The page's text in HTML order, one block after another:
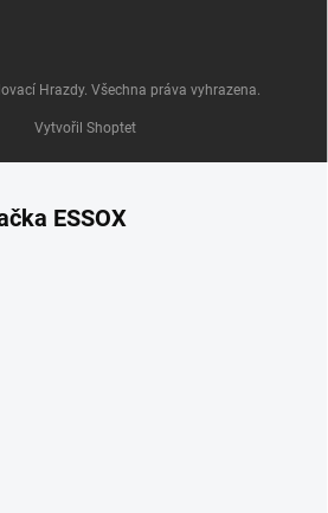
Vytvořil Shoptet
Hrazdy. Všechna práva vyhrazena.
ESSOX